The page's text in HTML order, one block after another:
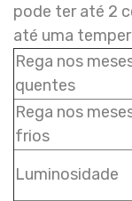
pode ter até 2
até uma
Rega nos
quentes
Rega nos
frios
Luminosidade